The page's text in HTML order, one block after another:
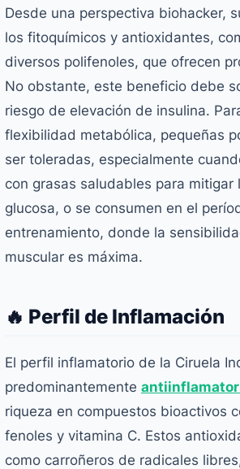
Desde una perspectiva biohacker,
los fitoquímicos y antioxidantes,
diversos polifenoles, que ofrecen
No obstante, este beneficio debe
riesgo de elevación de insulina.
flexibilidad metabólica, pequeñas
ser toleradas, especialmente
con grasas saludables para mitigar
glucosa, o se consumen en el
entrenamiento, donde la
muscular es máxima.
🔥 Perfil de Inflamación
El perfil inflamatorio de la Ciruela
predominantemente
riqueza en compuestos bioactivos
fenoles y vitamina C. Estos
como carroñeros de radicales